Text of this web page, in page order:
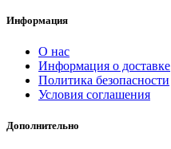
Информация
О нас
Информация о доставке
Политика безопасности
Условия соглашения
Дополнительно